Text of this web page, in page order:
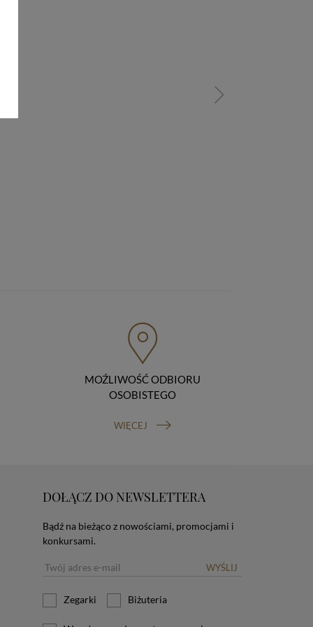
MOŹLIWOŚĆ ODBIORU
OSOBISTEGO
WIĘCEJ
DOŁĄCZ DO NEWSLETTERA
Bądź na bieżąco z nowościami, promocjami i
konkursami.
WYŚLIJ
Zegarki Biżuteria